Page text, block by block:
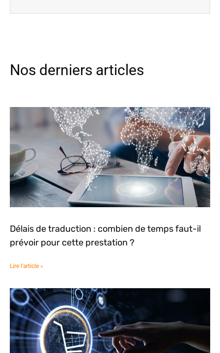
Nos derniers articles
Délais de traduction : combien de temps faut-il
prévoir pour cette prestation ?
Lire l'article »